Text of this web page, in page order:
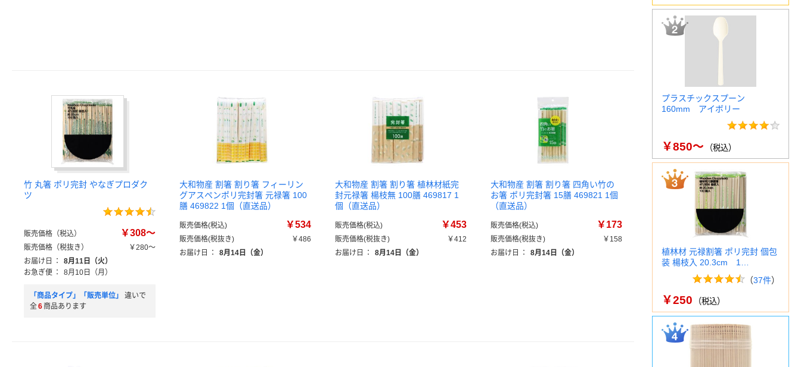
竹 丸箸 ポリ完封 やなぎプロダク
ツ
販売価格（税込） ￥308～
販売価格（税抜き）
￥280～
お届け日
：
8月11日（火）
お急ぎ便 ： 8月10日（月）
「商品タイプ」「販売単位」
違いで
全6 商品あります
大和物産 割箸 割り箸 フィーリン
グアスペンポリ完封箸 元禄箸 100
膳 469822 1個（直送品）
販売価格(税込) ￥534
販売価格(税抜き)
￥486
お届け日
： 8月14日（金）
大和物産 割箸 割り箸 植林材紙完
封元禄箸 楊枝無 100膳 469817 1
個（直送品）
販売価格(税込) ￥453
販売価格(税抜き)
￥412
お届け日
： 8月14日（金）
大和物産 割箸 割り箸 四角い竹の
お箸 ポリ完封箸 15膳 469821 1個
（直送品）
販売価格(税込) ￥173
販売価格(税抜き)
￥158
お届け日
： 8月14日（金）
プラスチックスプーン
160mm アイボリー
￥850～ （税込）
植林材 元禄割箸 ポリ完封 個包
装 楊枝入 20.3cm 1…
（37件）
￥250 （税込）